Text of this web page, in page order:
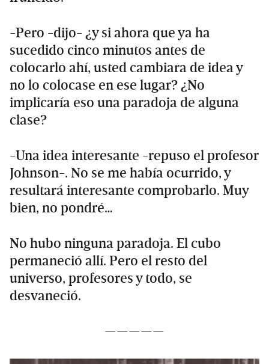
-Pero -dijo- ¿y si ahora que ya ha
sucedido cinco minutos antes de
colocarlo ahí, usted cambiara de idea y
no lo colocase en ese lugar? ¿No
implicaría eso una paradoja de alguna
clase?
-Una idea interesante -repuso el profesor
Johnson-. No se me había ocurrido, y
resultará interesante comprobarlo. Muy
bien, no pondré…
No hubo ninguna paradoja. El cubo
permaneció allí. Pero el resto del
universo, profesores y todo, se
desvaneció.
—————